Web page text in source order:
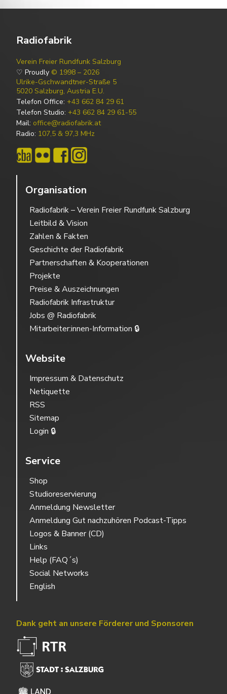
Radiofabrik
Verein Freier Rundfunk Salzburg
♡ Proudly © 1998 – 2026
Ulrike-Gschwandtner-Straße 5
5020 Salzburg, Austria E.U.
Telefon Office: +43 662 84 29 61
Telefon Studio: +43 662 84 29 61-55
Mail: office@radiofabrik.at
Radio: 107,5 & 97,3 MHz
Organisation
Radiofabrik – Verein Freier Rundfunk Salzburg
Leitbild & Vision
Zahlen & Fakten
Geschichte der Radiofabrik
Partnerschaften & Kooperationen
Projekte
Preise & Auszeichnungen
Radiofabrik Infrastruktur
Jobs @ Radiofabrik
Mitarbeiter:innen-Information 🔒
Website
Impressum & Datenschutz
Netiquette
RSS
Sitemap
Login 🔒
Service
Shop
Studioreservierung
Anmeldung Newsletter
Anmeldung Gut nachzuhören Podcast-Tipps
Logos & Banner (CD)
Links
Help (FAQ´s)
Social Networks
English
Dank geht an unsere Förderer und Sponsoren